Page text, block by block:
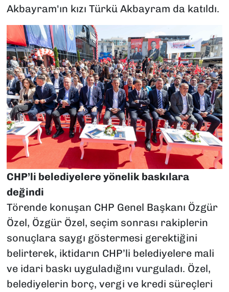
Akbayram'ın kızı Türkü Akbayram da katıldı.
CHP’li belediyelere yönelik baskılara
değindi
Törende konuşan CHP Genel Başkanı Özgür
Özel, Özgür Özel, seçim sonrası rakiplerin
sonuçlara saygı göstermesi gerektiğini
belirterek, iktidarın CHP’li belediyelere mali
ve idari baskı uyguladığını vurguladı. Özel,
belediyelerin borç, vergi ve kredi süreçleri